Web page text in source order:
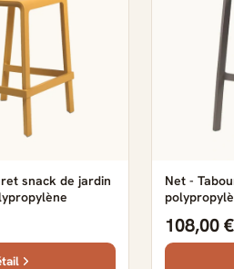
snack de jardin
Net -
108,00 €